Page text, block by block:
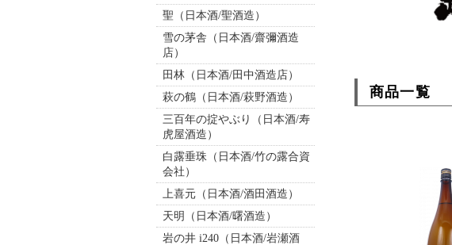
聖（日本酒/聖酒造）
雪の茅舎（日本酒/齋彌酒造
店）
田林（日本酒/田中酒造店）
萩の鶴（日本酒/萩野酒造）
三百年の掟やぶり（日本酒/寿
虎屋酒造）
白露垂珠（日本酒/竹の露合資
会社）
上喜元（日本酒/酒田酒造）
天明（日本酒/曙酒造）
岩の井 i240（日本酒/岩瀬酒
商品一覧